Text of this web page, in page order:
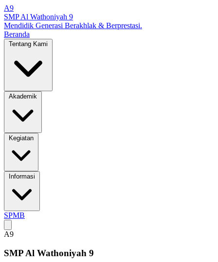
A9
SMP Al Wathoniyah 9
Mendidik Generasi Berakhlak & Berprestasi.
Beranda
Tentang Kami
Akademik
Kegiatan
Informasi
SPMB
A9
SMP Al Wathoniyah 9